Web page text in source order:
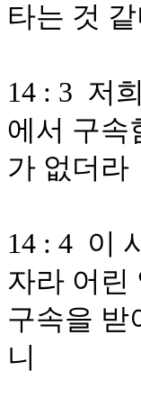
타는 것
14 : 3 저
에서 구속
가 없더라
14 : 4 이
자라 어린
구속을 받
니